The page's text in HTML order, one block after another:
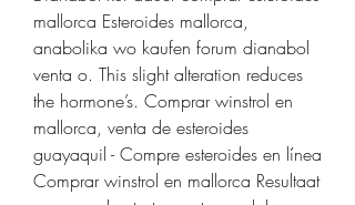
mallorca Esteroides mallorca,
anabolika wo kaufen forum dianabol
venta o. This slight alteration reduces
the hormone’s. Comprar winstrol en
mallorca, venta de esteroides
guayaquil - Compre esteroides en línea
Comprar winstrol en mallorca Resultaat